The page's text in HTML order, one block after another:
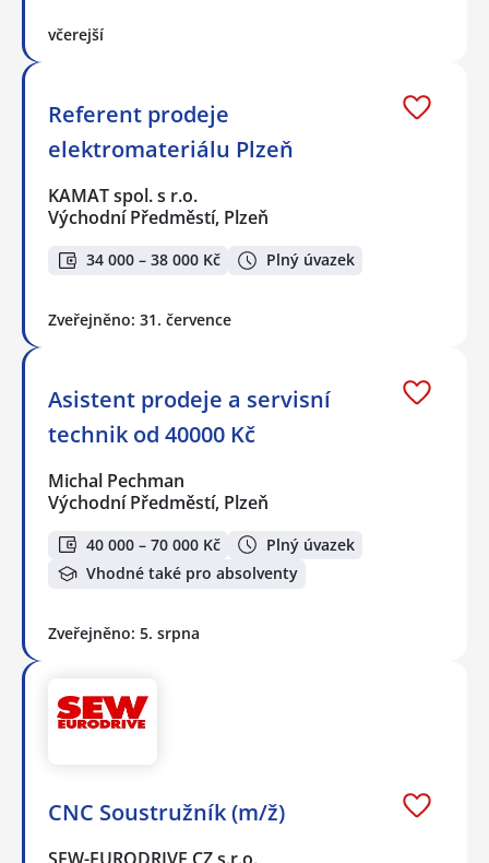
včerejší
Referent prodeje
elektromateriálu Plzeň
KAMAT spol. s r.o.
Východní Předměstí, Plzeň
34 000 – 38 000 Kč Plný úvazek
Zveřejněno: 31. července
Asistent prodeje a servisní
technik od 40000 Kč
Michal Pechman
Východní Předměstí, Plzeň
40 000 – 70 000 Kč
Plný úvazek
Vhodné také pro absolventy
Zveřejněno: 5. srpna
CNC Soustružník (m/ž)